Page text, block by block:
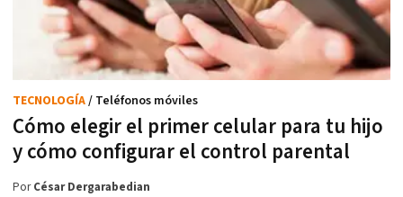
Cómo elegir el primer celular para tu hijo
y cómo configurar el control parental
TECNOLOGÍA/ Teléfonos móviles
PorCésar Dergarabedian